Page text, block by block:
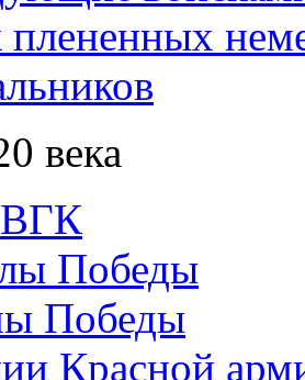
плененных
века
ВГК
Победы
Победы
Красной